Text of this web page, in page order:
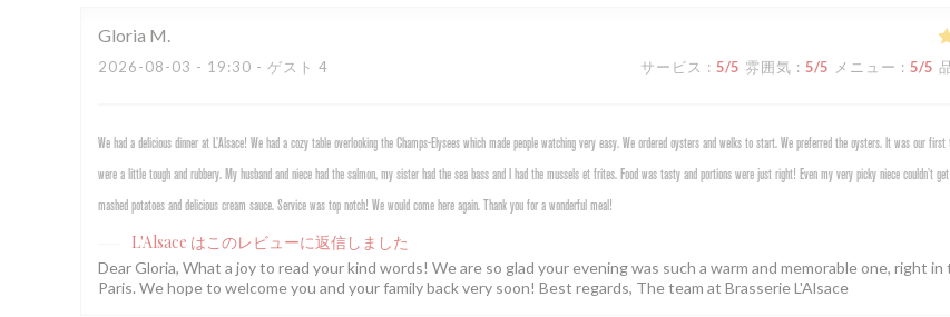
Gloria M
2026-08-03 - 19:30 - ゲスト 4 サービス : 5/5 雰囲気 : 5/5 メニュー : 5/5
We had a delicious dinner at L’Alsace! We had a cozy table overlooking the Champs-Elysees which made people watching very easy. We ordered oysters and welks to start. We preferred the oysters. It was our
were a little tough and rubbery. My husband and niece had the salmon, my sister had the sea bass and I had the mussels et frites. Food was tasty and portions were just right! Even my very picky niece couldn’t
mashed potatoes and delicious cream sauce. Service was top notch! We would come here again. Thank you for a wonderful meal!
L'Alsace はこのレビューに返信しました
Dear Gloria, What a joy to read your kind words! We are so glad your evening was such a warm and memorable one, right
Paris. We hope to welcome you and your family back very soon! Best regards, The team at Brasserie L'Alsace